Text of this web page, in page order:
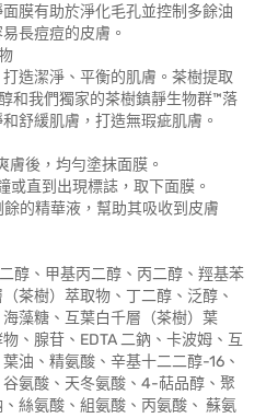
膜有助於淨化毛孔並控制多餘油
長痘痘的皮膚。
造潔淨、平衡的肌膚。茶樹提取
和我們獨家的茶樹鎮靜生物群™落
舒緩肌膚，打造無瑕疵肌膚。
膚後，均勻塗抹面膜。
或直到出現標誌，取下面膜。
的精華液，幫助其吸收到皮膚
醇、甲基丙二醇、丙二醇、羥基苯
茶樹）萃取物、丁二醇、泛醇、
藻糖、互葉白千層（茶樹）葉
、腺苷、EDTA 二鈉、卡波姆、互
油、精氨酸、辛基十二二醇-16、
氨酸、天冬氨酸、4-萜品醇、聚
絲氨酸、組氨酸、丙氨酸、 蘇氨